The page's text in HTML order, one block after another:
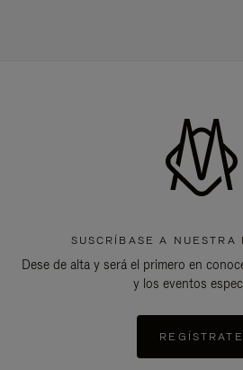
SUSCRÍBASE A NUESTRA
Dese de alta y será el primero en
y los eventos
REGÍSTRATE